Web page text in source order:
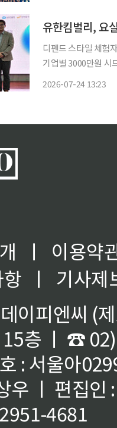
유한킴벌리, 요
디펜드 스타일 체험
기업별 3000만원 시드머니 지급 유한킴벌리가 가벼운 요
2026-07-24 13:23
ㅣ
이용약
ㅣ
기사제
이피엔씨 (
15층 ㅣ ☎
: 서울아
우 ㅣ 편집인
4681